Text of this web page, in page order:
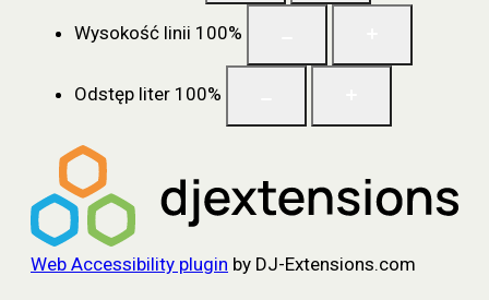
Wysokość linii 100%
Odstęp liter 100%
Web Accessibility plugin by DJ-Extensions.com